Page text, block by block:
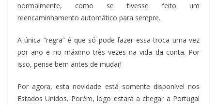
normalmente, como se tivesse feito um
reencaminhamento automático para sempre.
A única “regra” é que só pode fazer essa troca uma vez
por ano e no máximo três vezes na vida da conta. Por
isso, pense bem antes de mudar!
Por agora, esta novidade está somente disponível nos
Estados Unidos. Porém, logo estará a chegar a Portugal